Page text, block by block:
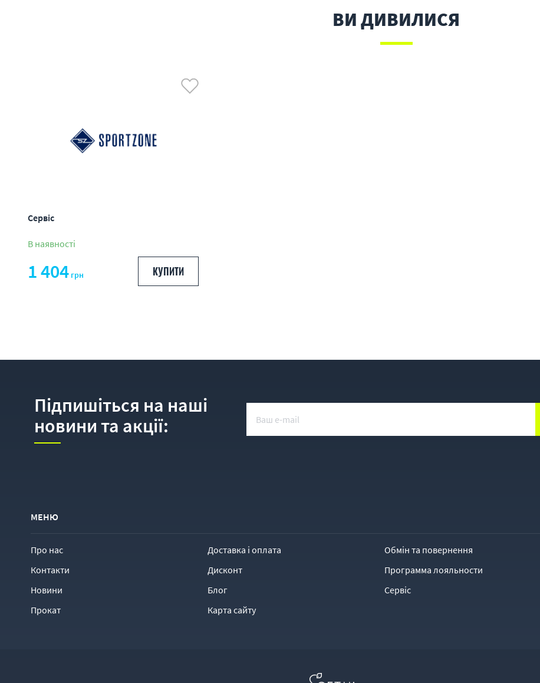
ВИ ДИВИЛИСЯ
Сервіс
В наявності
1 404 грн КУПИТИ
Підпишіться на наші
новини та акції:
МЕНЮ
Про нас Доставка і оплата
Обмін та повернення
Контакти
Дисконт
Программа лояльности
Новини
Блог
Сервіс
Прокат
Карта сайту